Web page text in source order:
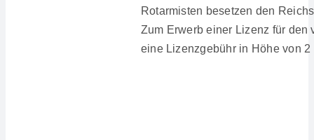
Rotarmisten besetzen den
Zum Erwerb einer Lizenz für den
eine Lizenzgebühr in Höhe von